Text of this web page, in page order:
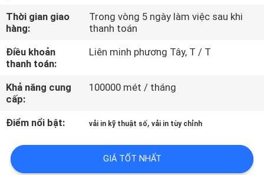
QUAN
NHÀ
MÁY
KIỂM
SOÁT
CHẤT
LƯỢNG
Thời gian giao
hàng:
Trong vòng 5 ngày làm việc sau khi
thanh toán
Điều khoản
thanh toán:
Liên minh phương Tây, T / T
Khả năng cung
cấp:
100000 mét / tháng
Điểm nổi bật: vải in kỹ thuật số,vải in tùy chỉnh
GIÁ TỐT NHẤT